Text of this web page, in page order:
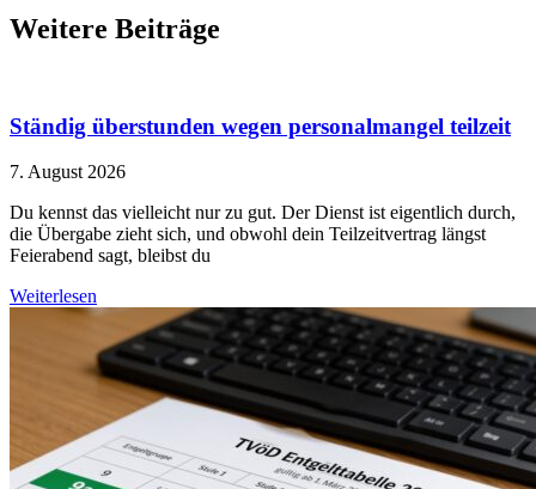
Weitere Beiträge
Ständig überstunden wegen personalmangel teilzeit
7. August 2026
Du kennst das vielleicht nur zu gut. Der Dienst ist eigentlich durch,
die Übergabe zieht sich, und obwohl dein Teilzeitvertrag längst
Feierabend sagt, bleibst du
Weiterlesen